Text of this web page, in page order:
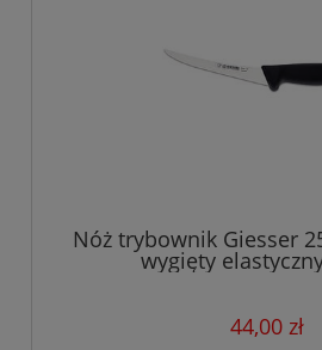
Nóż trybownik Giesser
wygięty
44,00 zł